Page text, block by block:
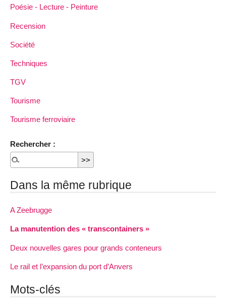
Poésie - Lecture - Peinture
Recension
Société
Techniques
TGV
Tourisme
Tourisme ferroviaire
Rechercher :
Dans la même rubrique
A Zeebrugge
La manutention des « transcontainers »
Deux nouvelles gares pour grands conteneurs
Le rail et l’expansion du port d’Anvers
Mots-clés